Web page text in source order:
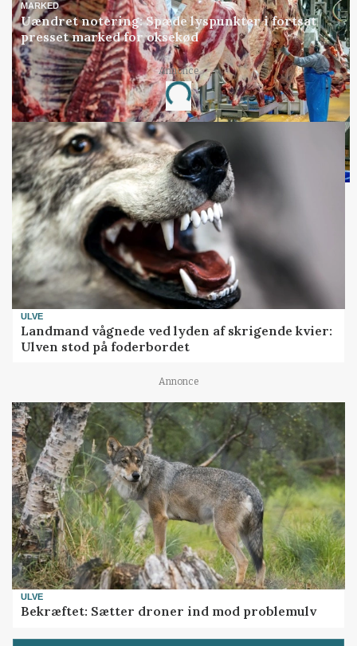
MARKED
Uændret notering: Spæde lyspunkter i fortsat
presset marked for oksekød
Annonce
Loading...
ULVE
Landmand vågnede ved lyden af skrigende kvier:
Ulven stod på foderbordet
Annonce
ULVE
Bekræftet: Sætter droner ind mod problemulv